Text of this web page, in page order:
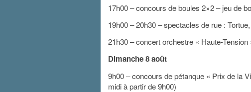
17h00 – concours de boules 2×2 – jeu de
19h00 – 20h30 – spectacles de rue :
21h30 – concert orchestre « Haute-Tension
Dimanche 8 août
9h00 – concours de pétanque « Prix de la
midi à partir de 9h00)